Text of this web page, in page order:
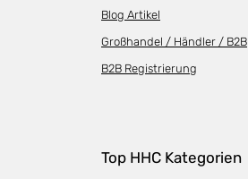
Blog Artikel
Großhandel / Händler / B2B
B2B Registrierung
Top HHC Kategorien